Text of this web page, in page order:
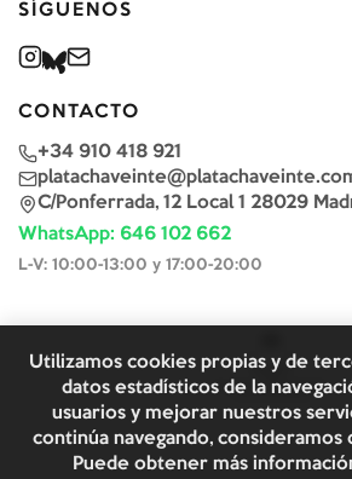
SÍGUENOS
CONTACTO
+34 910 418 921
C/Ponferrada, 12 Local 1 28029
WhatsApp: 646 102 662
L-V: 10:00-13:00 y 17:00-20:00
Utilizamos cookies propias y de
datos estadísticos de la
usuarios y mejorar nuestros
continúa navegando, consideramos
Puede obtener más